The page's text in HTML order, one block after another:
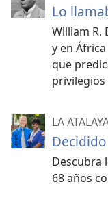
Lo
William R.
y en
que
LA
Descubra
68 años